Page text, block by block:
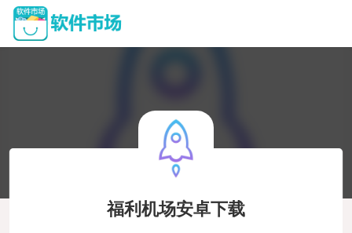
福利机场安卓下载